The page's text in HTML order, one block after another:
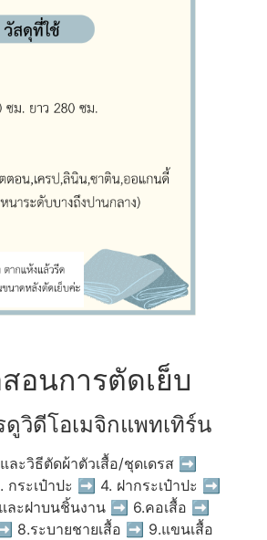
อนการตัดเย็บ
วิดีโอเมจิกแพทเทิร์น
ละวิธีตัดผ้าตัวเสื้อ/ชุดเดรส ➡
กระเป๋าปะ ➡ 4. ฝากระเป๋าปะ ➡
และฝาบนชิ้นงาน ➡ 6.คอเสื้อ ➡
8.ระบายชายเสื้อ ➡ 9.แขนเสื้อ